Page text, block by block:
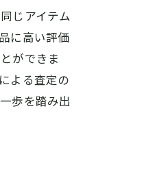
じアイテム
に高い評価
ができま
よる査定の
歩を踏み出